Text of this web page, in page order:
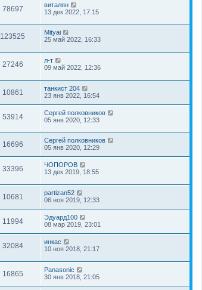
78697
виталян
13 дек 2022, 17:15
123525
Mityai
25 май 2022, 16:33
27246
л-т
09 май 2022, 12:36
10861
танкист 204
23 янв 2022, 16:54
53914
Сергей полковников
05 янв 2020, 12:33
16696
Сергей полковников
05 янв 2020, 12:29
33396
ЧОПОРОВ
13 дек 2019, 18:55
10681
partizan52
06 ноя 2019, 12:33
11994
Эдуард100
08 мар 2019, 23:01
32084
инкас
10 ноя 2018, 21:17
16865
Panasonic
30 янв 2018, 21:05